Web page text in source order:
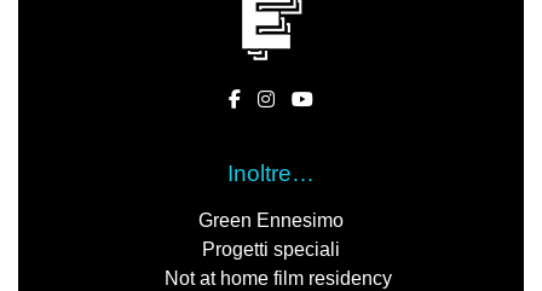
Inoltre…
Green Ennesimo
Progetti speciali
Not at home film residency